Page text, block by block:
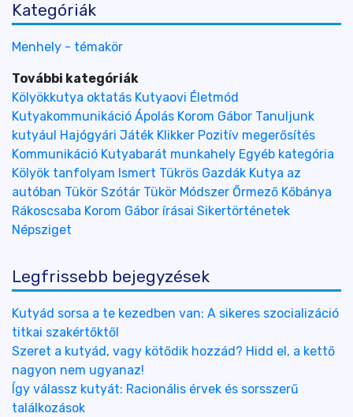
Kategóriák
Menhely - témakör
További kategóriák
Kölyökkutya oktatás Kutyaovi Életmód
Kutyakommunikáció Ápolás Korom Gábor Tanuljunk
kutyául Hajógyári Játék Klikker Pozitív megerősítés
Kommunikáció Kutyabarát munkahely Egyéb kategória
Kölyök tanfolyam Ismert Tükrös Gazdák Kutya az
autóban Tükör Szótár Tükör Módszer Őrmező Kőbánya
Rákoscsaba Korom Gábor írásai Sikertörténetek
Népsziget
Legfrissebb bejegyzések
Kutyád sorsa a te kezedben van: A sikeres szocializáció
titkai szakértőktől
Szeret a kutyád, vagy kötődik hozzád? Hidd el, a kettő
nagyon nem ugyanaz!
Így válassz kutyát: Racionális érvek és sorsszerű
találkozások